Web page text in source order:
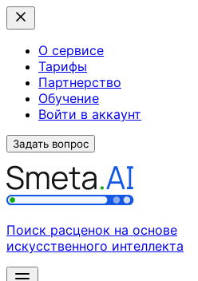
О сервисе
Тарифы
Партнерство
Обучение
Войти в аккаунт
Задать вопрос
Поиск расценок на основе
искусственного интеллекта